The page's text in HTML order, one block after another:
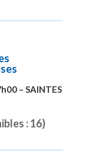
– SAINTES
: 16)